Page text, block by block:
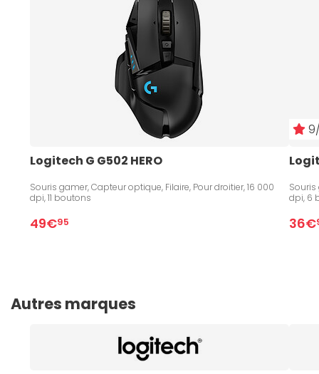
Logitech G G502 HERO
Souris gamer, Capteur optique, Filaire, Pour droitier, 16 000
dpi, 11 boutons
49€95
Souris
dpi, 6
36€
Autres marques